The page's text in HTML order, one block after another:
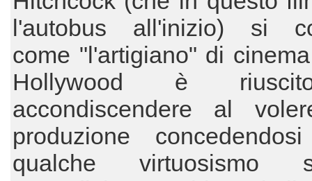
l'autobus all'inizio) si
come "l'artigiano" di
Hollywood è
accondiscendere al
produzione
qualche virtuosismo